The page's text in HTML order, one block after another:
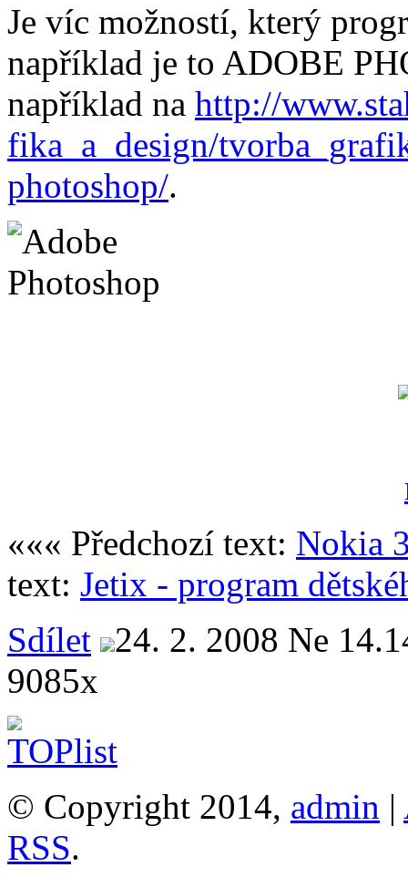
Je víc možností, který
například je to ADOBE
například na http://
fika_a_design/
photoshop/.
««« Předchozí text: Nokia
text: Jetix - program
Sdílet
24. 2. 2008 Ne
9085x
© Copyright 2014, admin |
RSS.